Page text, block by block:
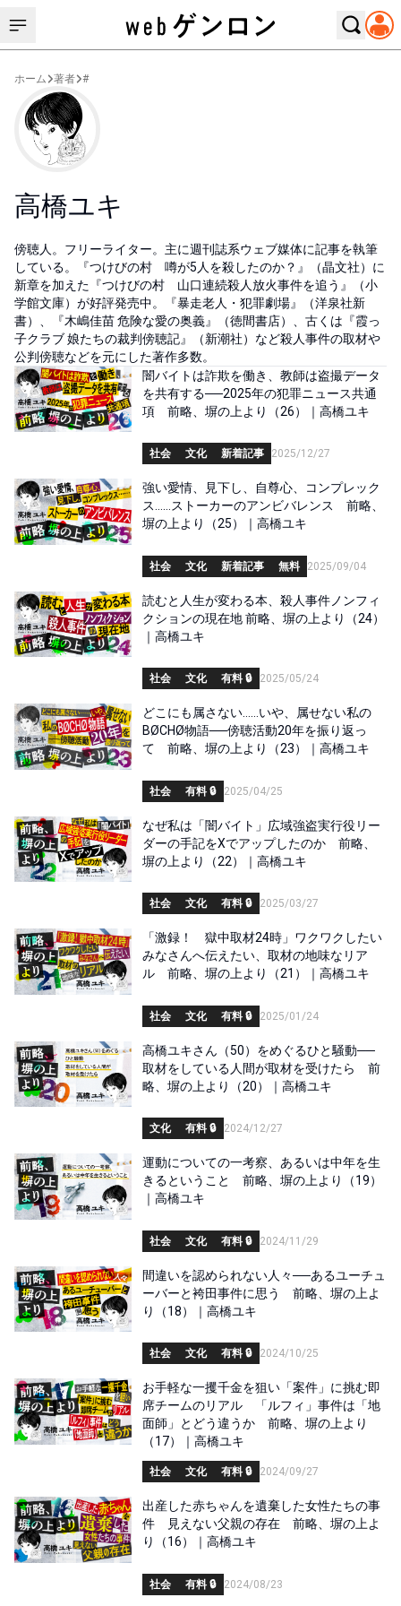
ホーム 著者 #
高橋ユキ
傍聴人。フリーライター。主に週刊誌系ウェブ媒体に記事を執筆
している。『つけびの村 噂が5人を殺したのか？』（晶文社）に
新章を加えた『つけびの村 山口連続殺人放火事件を追う』（小
学館文庫）が好評発売中。『暴走老人・犯罪劇場』（洋泉社新
書）、『木嶋佳苗 危険な愛の奥義』（徳間書店）、古くは『霞っ
子クラブ 娘たちの裁判傍聴記』（新潮社）など殺人事件の取材や
公判傍聴などを元にした著作多数。
闇バイトは詐欺を働き、教師は盗撮データ
を共有する──2025年の犯罪ニュース共通
項 前略、塀の上より（26）｜高橋ユキ
社会 文化 新着記事 2025/12/27
強い愛情、見下し、自尊心、コンプレック
ス……ストーカーのアンビバレンス 前略、
塀の上より（25）｜高橋ユキ
社会 文化 新着記事 無料 2025/09/04
読むと人生が変わる本、殺人事件ノンフィ
クションの現在地 前略、塀の上より（24）
｜高橋ユキ
社会 文化 有料 🔒 2025/05/24
どこにも属さない……いや、属せない私の
BØCHØ物語──傍聴活動20年を振り返っ
て 前略、塀の上より（23）｜高橋ユキ
社会 有料 🔒 2025/04/25
なぜ私は「闇バイト」広域強盗実行役リー
ダーの手記をXでアップしたのか 前略、
塀の上より（22）｜高橋ユキ
社会 文化 有料 🔒 2025/03/27
「激録！ 獄中取材24時」ワクワクしたい
みなさんへ伝えたい、取材の地味なリア
ル 前略、塀の上より（21）｜高橋ユキ
社会 文化 有料 🔒 2025/01/24
高橋ユキさん（50）をめぐるひと騒動──
取材をしている人間が取材を受けたら 前
略、塀の上より（20）｜高橋ユキ
文化 有料 🔒 2024/12/27
運動についての一考察、あるいは中年を生
きるということ 前略、塀の上より（19）
｜高橋ユキ
社会 文化 有料 🔒 2024/11/29
間違いを認められない人々──あるユーチュ
ーバーと袴田事件に思う 前略、塀の上よ
り（18）｜高橋ユキ
社会 文化 有料 🔒 2024/10/25
お手軽な一攫千金を狙い「案件」に挑む即
席チームのリアル 「ルフィ」事件は「地
面師」とどう違うか 前略、塀の上より
（17）｜高橋ユキ
社会 文化 有料 🔒 2024/09/27
出産した赤ちゃんを遺棄した女性たちの事
件 見えない父親の存在 前略、塀の上よ
り（16）｜高橋ユキ
社会 有料 🔒 2024/08/23